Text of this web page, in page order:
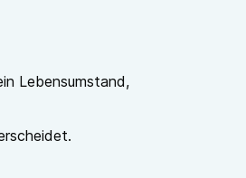
Lebensumstand,